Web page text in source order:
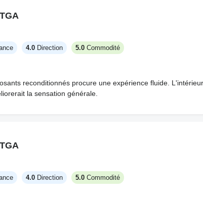
4.0 Direction 5.0 Commodité
reconditionnés procure une expérience fluide.
la sensation générale.
4.0 Direction 5.0 Commodité